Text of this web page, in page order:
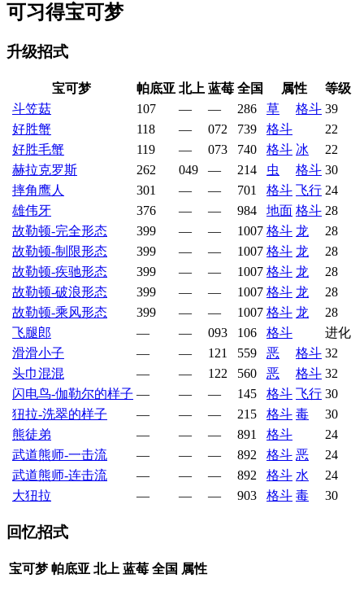
可习得宝可梦
升级招式
宝可梦 帕底亚 北上 蓝莓 全国 属性
等级
斗笠菇
107 — — 286 草 格斗 39
好胜蟹
118 — 072 739 格斗
22
好胜毛蟹
119 — 073 740 格斗 冰
22
赫拉克罗斯
262 049 — 214 虫 格斗 30
摔角鹰人
301 — — 701 格斗 飞行 24
雄伟牙
376 — — 984 地面 格斗 28
故勒顿-完全形态
399 — — 1007 格斗 龙
28
故勒顿-制限形态
399 — — 1007 格斗 龙
28
故勒顿-疾驰形态
399 — — 1007 格斗 龙
28
故勒顿-破浪形态
399 — — 1007 格斗 龙
28
故勒顿-乘风形态
399 — — 1007 格斗 龙
28
飞腿郎
— — 093 106 格斗
进化
滑滑小子
— — 121 559 恶 格斗 32
头巾混混
— — 122 560 恶 格斗 32
闪电鸟-伽勒尔的样子 — — — 145 格斗 飞行 30
狃拉-洗翠的样子
— — — 215 格斗 毒
30
熊徒弟
— — — 891 格斗
24
武道熊师-一击流
— — — 892 格斗 恶
24
武道熊师-连击流
— — — 892 格斗 水
24
大狃拉
— — — 903 格斗 毒 30
回忆招式
宝可梦 帕底亚 北上 蓝莓 全国 属性